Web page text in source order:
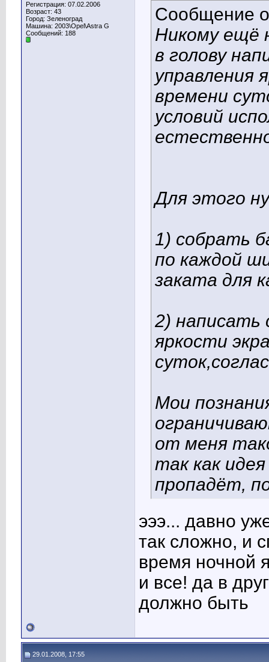
Регистрация: 07.02.2006
Возраст: 43
Город: Зеленоград
Машина: 2003\Opel\Astra G
Сообщений: 188
Сообщение
Никому ещё
в голову
управления
времени
условий
Для этого
1) собрать
по каждой
заката для
2) написать
яркости
Мои
от меня
так как
пропадёт,
эээ... давно
так сложно, и
время ночной
и все! да в
должно быть
29.01.2008, 17:55